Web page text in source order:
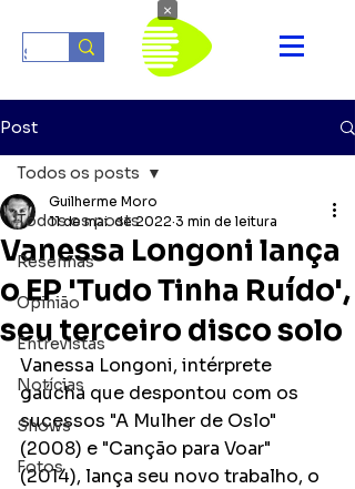
Post
Todos os posts
Resenhas
Opinião
Entrevistas
Notícias
Shows
Fotos
Todos os posts
Vanessa Longoni lança
o EP 'Tudo Tinha Ruído',
seu terceiro disco solo
Guilherme Moro
11 de mai. de 2022 3 min de leitura
Vanessa Longoni, intérprete
gaúcha que despontou com os
sucessos "A Mulher de Oslo"
(2008) e "Canção para Voar"
(2014), lança seu novo trabalho, o
×